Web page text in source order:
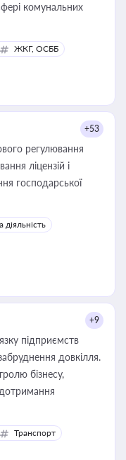
комунальних
ЖКГ, ОСББ
+53
регулювання
ліцензій і
господарської
діяльність
+9
підприємств
довкілля.
бізнесу,
Транспорт